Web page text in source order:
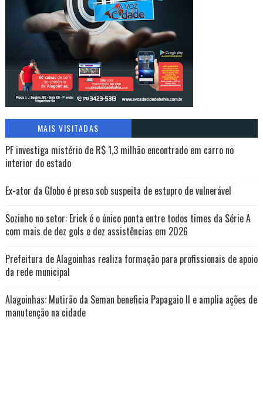
MAIS VISITADAS
PF investiga mistério de R$ 1,3 milhão encontrado em carro no
interior do estado
Ex-ator da Globo é preso sob suspeita de estupro de vulnerável
Sozinho no setor: Erick é o único ponta entre todos times da Série A
com mais de dez gols e dez assistências em 2026
Prefeitura de Alagoinhas realiza formação para profissionais de apoio
da rede municipal
Alagoinhas: Mutirão da Seman beneficia Papagaio II e amplia ações de
manutenção na cidade